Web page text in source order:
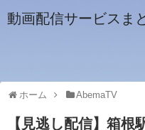
動画配信サービスま
ホーム AbemaTV
【見逃し配信】箱根